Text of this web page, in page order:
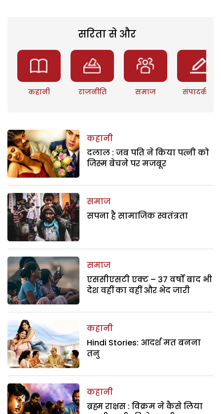
सरिता से और
कहानी राजनीति समाज संपादकीय
कहानी
दलाल : जब पति ने किया पत्नी को
जिस्म बेचने पर मजबूर
समाज
सपना है सामाजिक स्वतंत्रता
समाज
एससीएसटी एक्ट – 37 वर्षों बाद भी
देश वहीं का वहीं और भेद जारी
कहानी
Hindi Stories: आदर्श मत बनना
तनु
कहानी
ब्रह्म राक्षस : विक्रम ने कैसे लिया